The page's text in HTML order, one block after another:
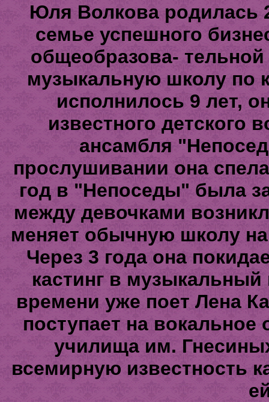
Юля Волкова родилась
семье успешного
общеобразова-
музыкальную школу по
исполнилось 9 лет,
известного детского
ансамбля
прослушивании она
год в "Непоседы" была
между девочками
меняет обычную школу
Через 3 года она
кастинг в музыкальный
времени уже поет Лена
поступает на вокальное
училища им.
всемирную известность